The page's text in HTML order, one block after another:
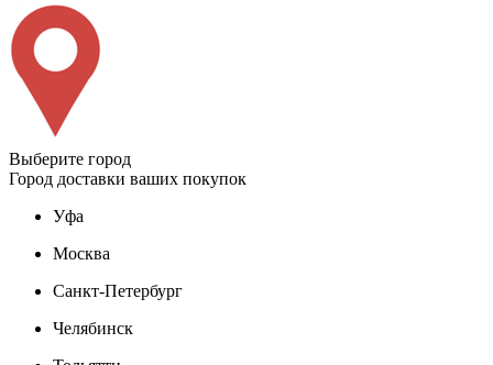
Выберите город
Город доставки ваших покупок
Уфа
Москва
Санкт-Петербург
Челябинск